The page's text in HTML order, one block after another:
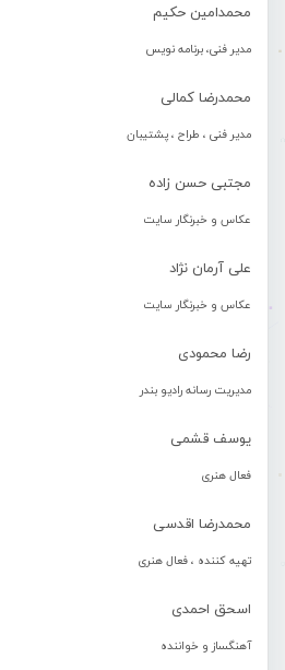
محمدامین حکیم
مدیر فنی، برنامه نویس
محمدرضا کمالی
مدیر فنی ، طراح ، پشتیبان
مجتبی حسن زاده
عکاس و خبرنگار سایت
علی آرمان نژاد
عکاس و خبرنگار سایت
رضا محمودی
مدیریت رسانه رادیو بندر
یوسف قشمی
فعال هنری
محمدرضا اقدسی
تهیه کننده ، فعال هنری
اسحق احمدی
آهنگساز و خواننده